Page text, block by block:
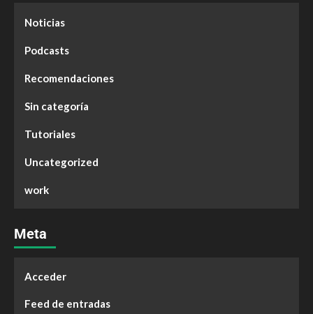
Noticias
Podcasts
Recomendaciones
Sin categoría
Tutoriales
Uncategorized
work
Meta
Acceder
Feed de entradas